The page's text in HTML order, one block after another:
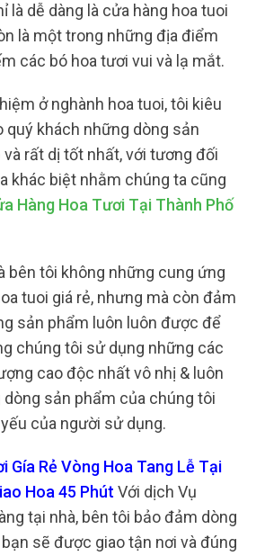
là dễ dàng là cửa hàng hoa tuoi
là một trong những địa điểm
các bó hoa tươi vui và lạ mắt.
ở nghành hoa tuoi, tôi kiêu
quý khách những dòng sản
rất dị tốt nhất, với tương đối
khác biệt nhằm chúng ta cũng
Hàng Hoa Tươi Tại Thành Phố
bên tôi không những cung ứng
tuoi giá rẻ, nhưng mà còn đảm
sản phẩm luôn luôn được để
chúng tôi sử dụng những các
cao độc nhất vô nhị & luôn
dòng sản phẩm của chúng tôi
của người sử dụng.
Gía Rẻ Vòng Hoa Tang Lễ Tại
Hoa 45 Phút Với dịch Vụ
tại nhà, bên tôi bảo đảm dòng
sẽ được giao tận nơi và đúng